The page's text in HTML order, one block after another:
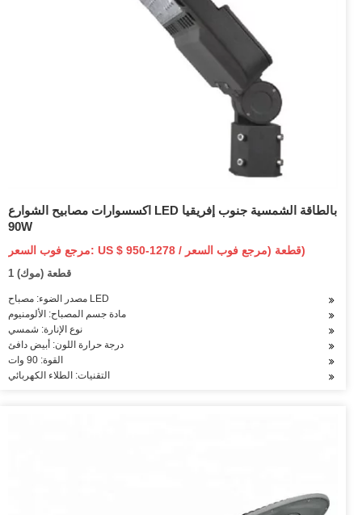
اكسسوارات مصابيح الشوارع LED بالطاقة الشمسية جنوب إفريقيا
90W
مرجع فوب السعر: US $ 950-1278 / قطعة (مرجع فوب السعر)
1 قطعة (موك)
مصدر الضوء: مصباح LED
مادة جسم المصباح: الألومنيوم
نوع الإنارة: شمسي
درجة حرارة اللون: أبيض دافئ
القوة: 90 وات
التقنيات: الطلاء الكهربائي